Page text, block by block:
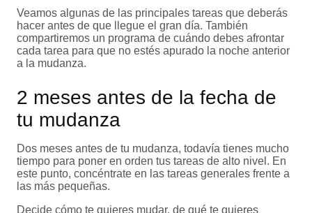
Veamos algunas de las principales tareas que deberás
hacer antes de que llegue el gran día. También
compartiremos un programa de cuándo debes afrontar
cada tarea para que no estés apurado la noche anterior
a la mudanza.
2 meses antes de la fecha de
tu mudanza
Dos meses antes de tu mudanza, todavía tienes mucho
tiempo para poner en orden tus tareas de alto nivel. En
este punto, concéntrate en las tareas generales frente a
las más pequeñas.
Decide cómo te quieres mudar, de qué te quieres